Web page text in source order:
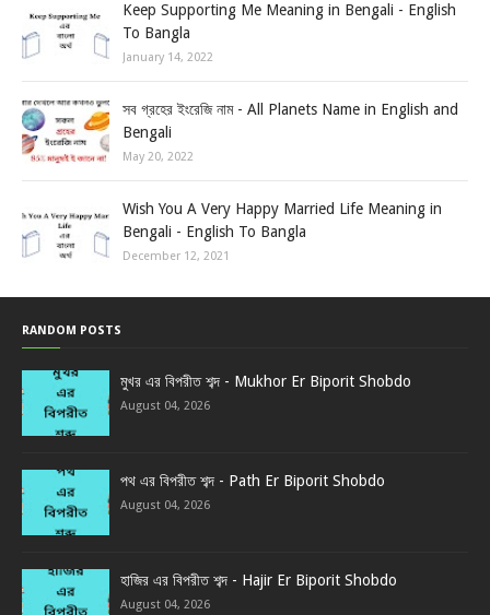
Keep Supporting Me Meaning in Bengali - English
To Bangla
January 14, 2022
সব গ্রহের ইংরেজি নাম - All Planets Name in English and
Bengali
May 20, 2022
Wish You A Very Happy Married Life Meaning in
Bengali - English To Bangla
December 12, 2021
RANDOM POSTS
মুখর এর বিপরীত শব্দ - Mukhor Er Biporit Shobdo
August 04, 2026
পথ এর বিপরীত শব্দ - Path Er Biporit Shobdo
August 04, 2026
হাজির এর বিপরীত শব্দ - Hajir Er Biporit Shobdo
August 04, 2026